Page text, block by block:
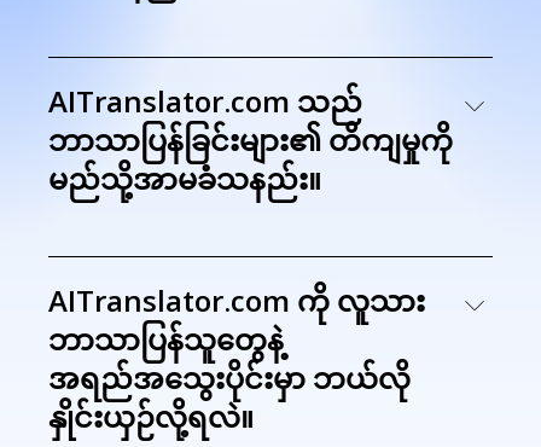
AITranslator.com သည်
ဘာသာပြန်ခြင်းများ၏ တိကျမှုကို
မည်သို့အာမခံသနည်း။
AITranslator.com ကို လူသား
ဘာသာပြန်သူတွေနဲ့
အရည်အသွေးပိုင်းမှာ ဘယ်လို
နှိုင်းယှဉ်လို့ရလဲ။